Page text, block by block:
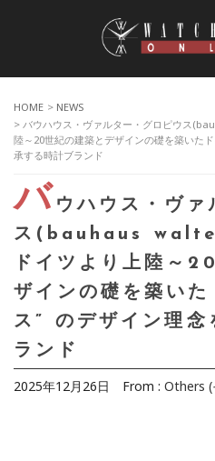
HOME > NEWS
> バウハウス・ヴァルター・グロピウス
陸～20世紀の建築とデザインの礎を築いた
承する時計ブランド
バ ウハウス・ヴァ
ス(bauhaus
ドイツより上陸～
ザインの礎を築い
ス” のデザイン理念
ランド
2025年12月26日 From : Others (